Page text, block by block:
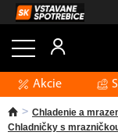
Akcie
Chladenie a
Chladničky s